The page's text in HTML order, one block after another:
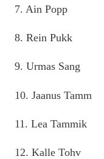
7. Ain Popp
8. Rein Pukk
9. Urmas Sang
10. Jaanus Tamm
11. Lea Tammik
12. Kalle Tohv